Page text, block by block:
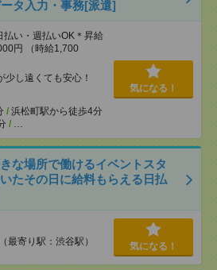
タ入力・事務[派遣]
い・週払いOK＊昇給
円 （時給1,700
し遠くても安心！
/ 浜松町駅から徒歩4分
/ …
気になる！
な場所で働けるイベントスタ
たその日に給料もらえる日払
最寄り駅：渋谷駅） 気になる！